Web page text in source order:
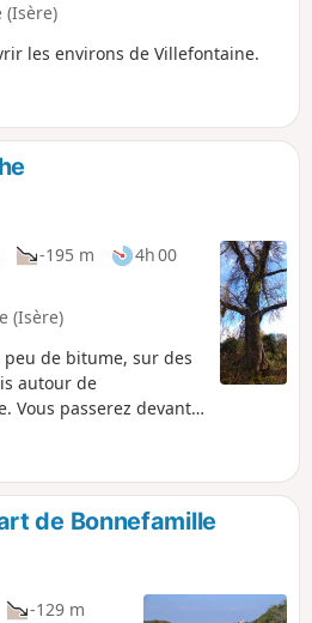
(Isère)
les environs de Villefontaine.
-195 m
4h 00
(Isère)
de bitume, sur des
autour de
Vous passerez devant
dans les
le site des pierres
de Bonnefamille
-129 m